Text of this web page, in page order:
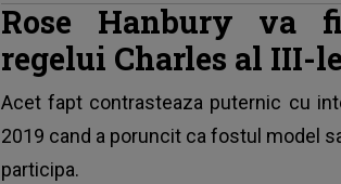
Rose Hanbury va
regelui Charles al III-
Acet fapt contrasteaza puternic cu
2019 cand a poruncit ca fostul model
participa.